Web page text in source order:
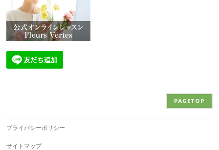
PAGETOP
プライバシーポリシー
サイトマップ